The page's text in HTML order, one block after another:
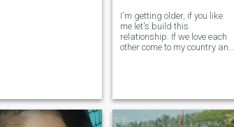
I'm getting older, if you like
me let's build this
relationship. If we love each
other come to my country and
and always support
you.serious me